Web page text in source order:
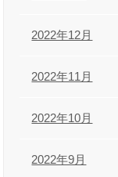
2022年12月
2022年11月
2022年10月
2022年9月